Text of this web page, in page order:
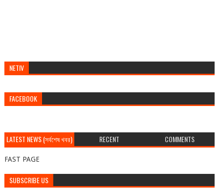
NETIV
FACEBOOK
LATEST NEWS (সর্বশেষ খবর) RECENT COMMENTS
FAST PAGE
SUBSCRIBE US